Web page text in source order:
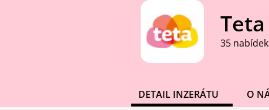
35
DETAIL INZERÁTU O